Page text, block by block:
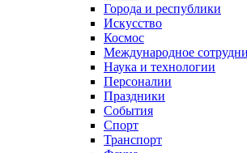
Города и республики
Искусство
Космос
Международное
Наука и технологии
Персоналии
Праздники
События
Спорт
Транспорт